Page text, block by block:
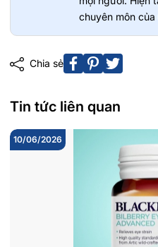
chuyên môn của
Chia sẻ
Tin tức liên quan
10/06/2026